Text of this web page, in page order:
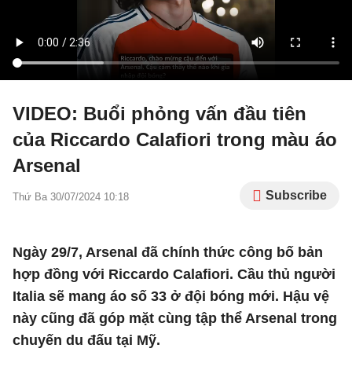
VIDEO: Buổi phỏng vấn đầu tiên
của Riccardo Calafiori trong màu áo
Arsenal
Thứ Ba 30/07/2024 10:18 Subscribe
Ngày 29/7, Arsenal đã chính thức công bố bản
hợp đồng với Riccardo Calafiori. Cầu thủ người
Italia sẽ mang áo số 33 ở đội bóng mới. Hậu vệ
này cũng đã góp mặt cùng tập thể Arsenal trong
chuyến du đấu tại Mỹ.